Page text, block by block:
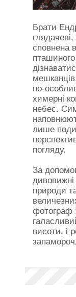
Брати
сповнена
по-
химерні
небес.
лише
погляду.
За
дивовижні
природи
фотограф
висоти, і